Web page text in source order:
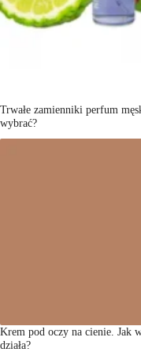
Trwałe zamienniki perfum
wybrać?
Krem pod oczy na cienie. Jak
działa?